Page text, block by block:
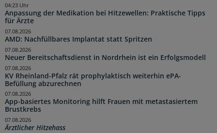
Anpassung der Medikation bei Hitzewellen: Praktische Tipps
für Ärzte
04:23 Uhr
AMD: Nachfüllbares Implantat statt Spritzen
07.08.2026
Neuer Bereitschaftsdienst in Nordrhein ist ein Erfolgsmodell
07.08.2026
KV Rheinland-Pfalz rät prophylaktisch weiterhin ePA-
Befüllung abzurechnen
07.08.2026
App-basiertes Monitoring hilft Frauen mit metastasiertem
Brustkrebs
07.08.2026
Ärztlicher Hitzehass
07.08.2026